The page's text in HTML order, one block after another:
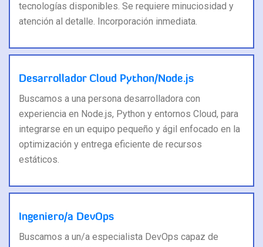
tecnologías disponibles. Se requiere minuciosidad y
atención al detalle. Incorporación inmediata.
Desarrollador Cloud Python/Node.js
Buscamos a una persona desarrolladora con
experiencia en Node.js, Python y entornos Cloud, para
integrarse en un equipo pequeño y ágil enfocado en la
optimización y entrega eficiente de recursos
estáticos.
Ingeniero/a DevOps
Buscamos a un/a especialista DevOps capaz de